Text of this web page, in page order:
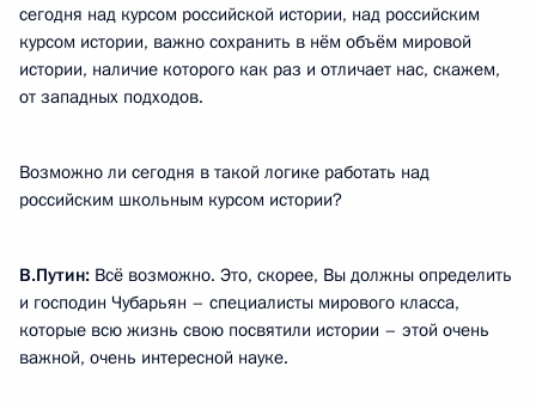
сегодня над курсом российской истории, над российским
курсом истории, важно сохранить в нём объём мировой
истории, наличие которого как раз и отличает нас, скажем,
от западных подходов.
Возможно ли сегодня в такой логике работать над
российским школьным курсом истории?
В.Путин: Всё возможно. Это, скорее, Вы должны определить
и господин Чубарьян – специалисты мирового класса,
которые всю жизнь свою посвятили истории – этой очень
важной, очень интересной науке.